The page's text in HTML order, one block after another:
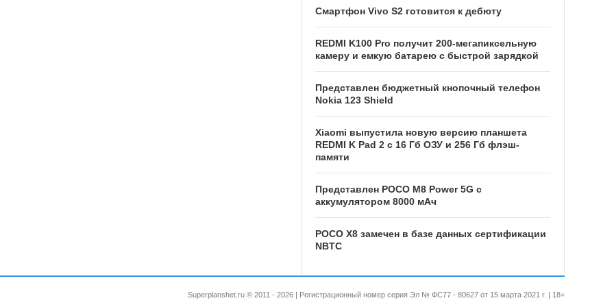
Смартфон Vivo S2 готовится к дебюту
REDMI K100 Pro получит 200-мегапиксельную
камеру и емкую батарею с быстрой зарядкой
Представлен бюджетный кнопочный телефон
Nokia 123 Shield
Xiaomi выпустила новую версию планшета
REDMI K Pad 2 с 16 Гб ОЗУ и 256 Гб флэш-
памяти
Представлен POCO M8 Power 5G с
аккумулятором 8000 мАч
POCO X8 замечен в базе данных сертификации
NBTC
Superplanshet.ru © 2011 - 2026 | Регистрационный номер серия Эл № ФС77 - 80627 от 15 марта 2021 г. | 18+